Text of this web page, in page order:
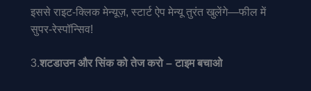
इससे राइट-क्लिक मेन्यूज़, स्टार्ट ऐप मेन्यू तुरंत खुलेंगे—फील में
सुपर-रेस्पॉन्सिव!
3.शटडाउन और सिंक को तेज करो – टाइम बचाओ